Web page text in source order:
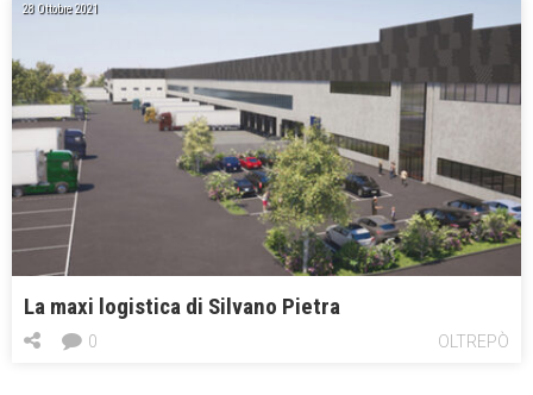
28 Ottobre 2021
La maxi logistica di Silvano Pietra
OLTREPÒ
0